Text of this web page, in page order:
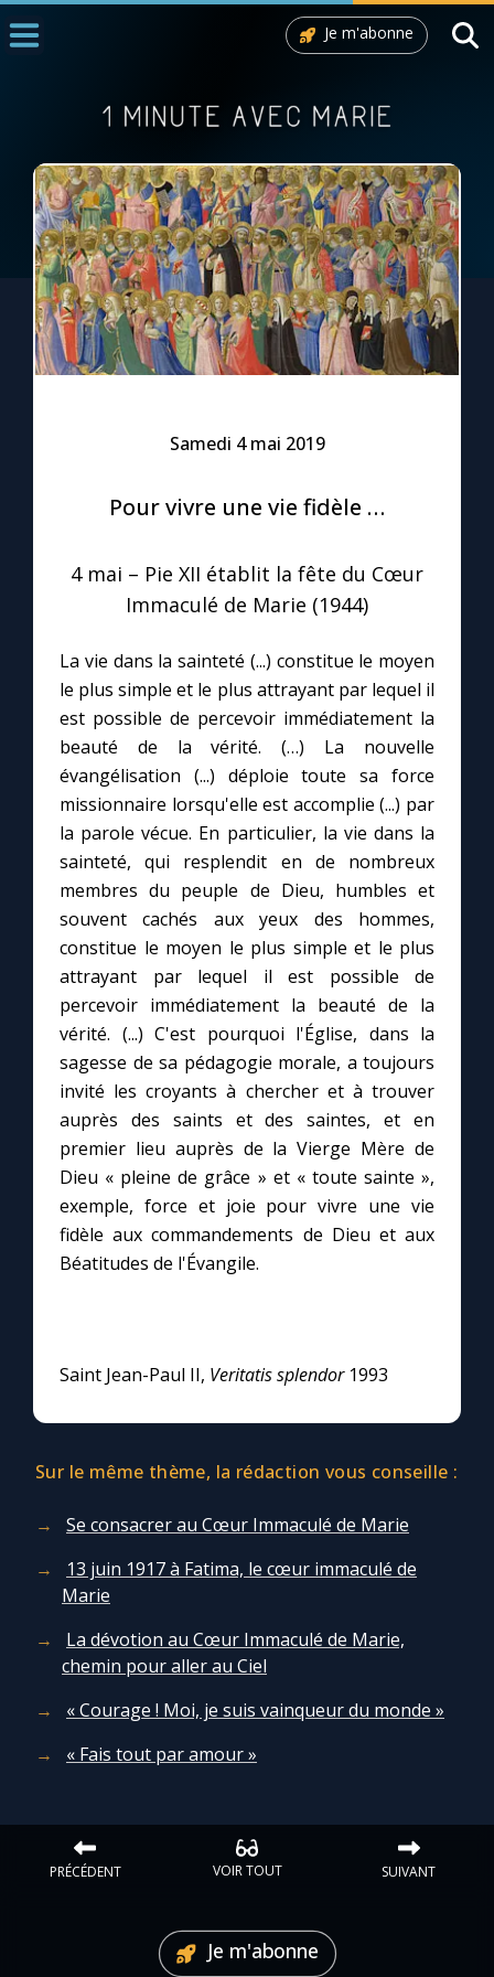
1000 Raisons de Croire
L'actualité de la semaine
La chaîne Youtube
Le magazine
Le site internet
Questions-réponses
Prier au quotidien
Avec Thérèse de Lisieux
L'Évangile chaque jour
Les premiers samedis du mois
Marie qui défait les nœuds
Me consacrer à Jésus par Marie
Mes intentions de prière
Une Minute avec Marie
À la une
1000 Raisons de Croire
Marie de Nazareth
Je m'abonne
Samedi 4 mai 2019
Pour vivre une vie fidèle …
4 mai – Pie XII établit la fête du Cœur
Immaculé de Marie (1944)
La vie dans la sainteté (...) constitue le moyen
le plus simple et le plus attrayant par lequel il
est possible de percevoir immédiatement la
beauté de la vérité. (…) La nouvelle
évangélisation (...) déploie toute sa force
missionnaire lorsqu'elle est accomplie (...) par
la parole vécue. En particulier, la vie dans la
sainteté, qui resplendit en de nombreux
membres du peuple de Dieu, humbles et
souvent cachés aux yeux des hommes,
constitue le moyen le plus simple et le plus
attrayant par lequel il est possible de
percevoir immédiatement la beauté de la
vérité. (...) C'est pourquoi l'Église, dans la
sagesse de sa pédagogie morale, a toujours
invité les croyants à chercher et à trouver
auprès des saints et des saintes, et en
premier lieu auprès de la Vierge Mère de
Dieu « pleine de grâce » et « toute sainte »,
exemple, force et joie pour vivre une vie
fidèle aux commandements de Dieu et aux
Béatitudes de l'Évangile.
Saint Jean-Paul II, Veritatis splendor1993
Sur le même thème, la rédaction vous conseille :
Se consacrer au Cœur Immaculé de Marie
13 juin 1917 à Fatima, le cœur immaculé de
Marie
La dévotion au Cœur Immaculé de Marie,
chemin pour aller au Ciel
« Courage ! Moi, je suis vainqueur du monde »
« Fais tout par amour »
PRÉCÉDENT VOIR TOUT SUIVANT
Je m'abonne